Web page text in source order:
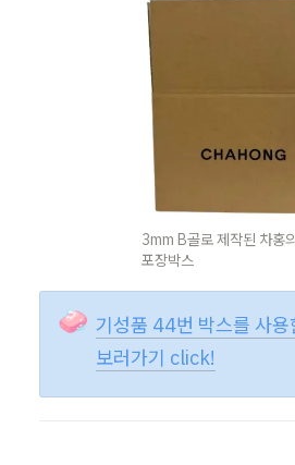
3mm B골로 제작된 차홍
포장박스
🧼 기성품 44번 박스를 사용
보러가기 click!